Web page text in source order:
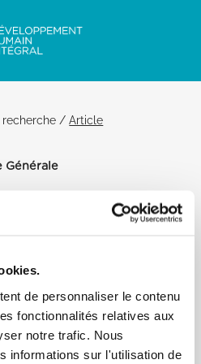
de personnaliser le contenu
fonctionnalités relatives aux
notre trafic. Nous
informations sur l'utilisation de
/Article
Générale
PDF
peut nous purifier de
mal à
les exclus. Ces gars-là
eux pensent qu’il
soient